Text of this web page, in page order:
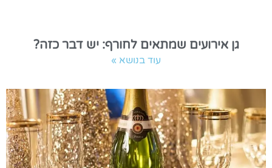
גן אירועים שמתאים לחורף: יש דבר כזה?
עוד בנושא »